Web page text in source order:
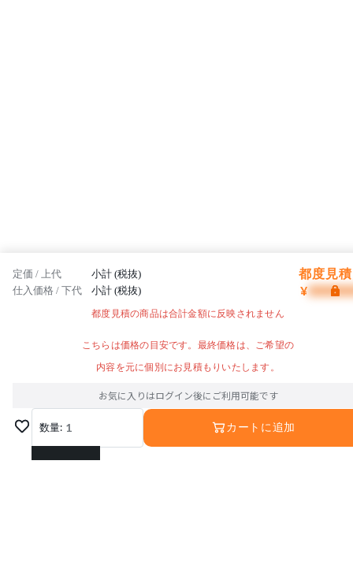
定価 / 上代 小計 (税抜) 都度見
仕入価格 / 下代 小計 (税抜) ¥
都度見積の商品は合計金額に反映されません
こちらは価格の目安です。最終価格は、ご希望の
内容を元に個別にお見積もりいたします。
お気に入りはログイン後にご利用可能です
数量: 1
1
カートに追加